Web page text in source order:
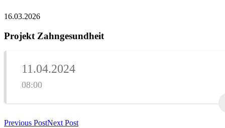
16.03.2026
Projekt Zahngesundheit
11.04.2024
08:00
Previous PostNext Post